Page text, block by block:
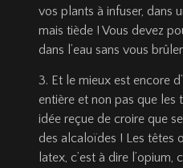
vos plants à infuser, dans
mais tiède ! Vous devez
dans l’eau sans vous
3. Et le mieux est encore
entière et non pas que les
idée reçue de croire que
des alcaloïdes ! Les têtes
latex, c’est à dire l’opium,